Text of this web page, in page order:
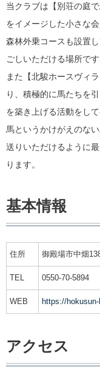
当クラブは【別荘の庭
をイメージした小さな
森林外乗コースも設置
ごしいただける場所です
また【北駿ホースヴィ
り、積極的に馬たちを
を築き上げる活動をして
馬というかけがえのな
送りいただけるように
ります。
基本情報
住所 御殿場市中畑
TEL 0550-70-5894
WEB https://
アクセス